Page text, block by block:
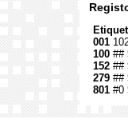
001
100 ##
152 ##
279 ##
801 #0